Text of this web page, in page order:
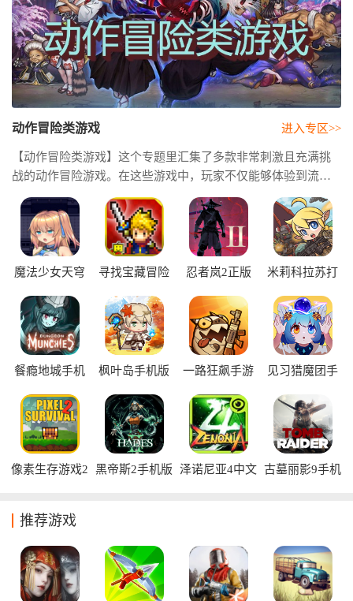
动作冒险类游戏
【动作冒险类游戏】这个专题里汇集了多款非常刺激且充满挑
战的动作冒险游戏。在这些游戏中，玩家不仅能够体验到流畅
的战斗操作，还可以去探索那些丰富的游戏场景和剧情任务。
动作冒险类游戏比较强调战斗与探索的结合，所以玩家是需要
在不断变化的环境中迅速作出反应，同时也要去完成各种任务
和挑战。无论玩家是喜欢闯关、解谜还是击败强敌，这些都是
非常考验玩家的操作技巧和策略思维的。这类游戏拥有多样化
进入专区>>
魔法少女天穹
寻找宝藏冒险
忍者岚2正版
米莉科拉苏打
餐瘾地城手机
枫叶岛手机版 一路狂飙手游
见习猎魔团手
像素生存游戏2
黑帝斯2手机版
泽诺尼亚4中文 古墓丽影9手机
推荐游戏